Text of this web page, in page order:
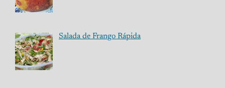
Salada de Frango Rápida